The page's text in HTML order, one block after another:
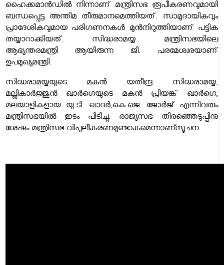
ഹൈക്കമാൻഡിൽ നിന്നാണ് മന്ത്രിസഭ രൂപീകരണവുമായി
ബന്ധപ്പെട്ട അന്തിമ തീരുമാനമെത്തിയത്. സാമുദായികവും
പ്രാദേശികവുമായ പരിഗണനകൾ മുൻനിറുത്തിയാണ് പട്ടിക
തയ്യാറാക്കിയത്. സിദ്ധരാമയ്യ മന്ത്രിസഭയിലെ
ആഭ്യന്തരമന്ത്രി ആയിരുന്ന ജി. പരമേശ്വരയാണ്
ഉപമുഖ്യമന്ത്രി.
സിദ്ധരാമയ്യയുടെ മകൻ യതീന്ദ്ര സിദ്ധരാമയ്യ,
മല്ലികാർജ്ജുൻ ഖാർഗെയുടെ മകൻ പ്രിയങ്ക് ഖാർഗെ,
മലയാളികളായ യു.ടി. ഖാദർ,കെ.ജെ. ജോർജ് എന്നിവരും
മന്ത്രിസഭയിൽ ഇടം പിടിച്ചു. രാജ്യസഭ തിരഞ്ഞെടുപ്പിനു
ശേഷം മന്ത്രിസഭ വിപുലീകരണമുണ്ടാകുമെന്നാണ്സൂചന.